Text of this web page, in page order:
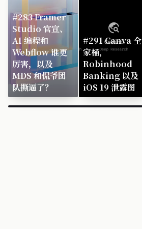
#283 Framer
Studio 官宣、
AI 编程和
Webflow 谁更
厉害，以及
MDS 和侃爷团
队撕逼了？
#291 Canva 全
家桶，
Robinhood
Banking 以及
iOS 19 泄露图